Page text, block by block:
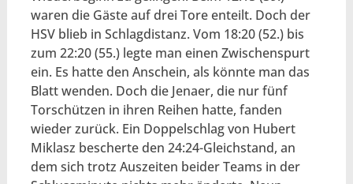
waren die Gäste auf drei Tore enteilt. Doch der
HSV blieb in Schlagdistanz. Vom 18:20 (52.) bis
zum 22:20 (55.) legte man einen Zwischenspurt
ein. Es hatte den Anschein, als könnte man das
Blatt wenden. Doch die Jenaer, die nur fünf
Torschützen in ihren Reihen hatte, fanden
wieder zurück. Ein Doppelschlag von Hubert
Miklasz bescherte den 24:24-Gleichstand, an
dem sich trotz Auszeiten beider Teams in der